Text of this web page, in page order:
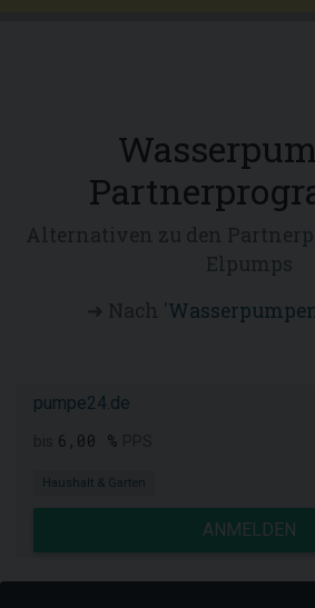
pumpe24.de
6,00 %
Haushalt & Garten
ANMELDEN